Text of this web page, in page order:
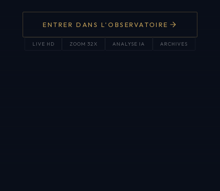
ENTRER DANS L'OBSERVATOIRE
LIVE HD ZOOM 32X ANALYSE IA ARCHIVES